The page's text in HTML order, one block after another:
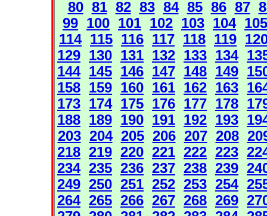
80 81 82 83 84 85 86 87
99 100 101 102 103 104 105
114 115 116 117 118 119
129 130 131 132 133 134
144 145 146 147 148 149
158 159 160 161 162 163
173 174 175 176 177 178
188 189 190 191 192 193
203 204 205 206 207 208
218 219 220 221 222 223
234 235 236 237 238 239
249 250 251 252 253 254
264 265 266 267 268 269